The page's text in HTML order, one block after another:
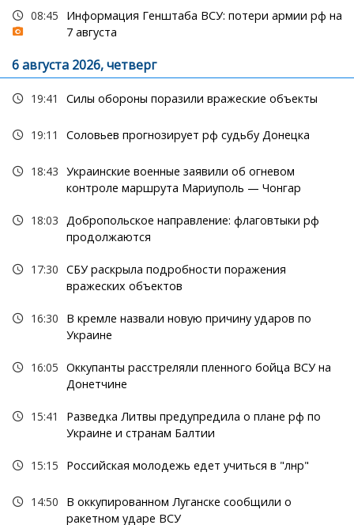
08:45
Информация Генштаба ВСУ: потери армии рф на
7 августа
6 августа 2026, четверг
19:41 Силы обороны поразили вражеские объекты
19:11 Соловьев прогнозирует рф судьбу Донецка
18:43 Украинские военные заявили об огневом
контроле маршрута Мариуполь — Чонгар
18:03 Добропольское направление: флаговтыки рф
продолжаются
17:30 СБУ раскрыла подробности поражения
вражеских объектов
16:30
В кремле назвали новую причину ударов по
Украине
16:05 Оккупанты расстреляли пленного бойца ВСУ на
Донетчине
15:41
Разведка Литвы предупредила о плане рф по
Украине и странам Балтии
15:15 Российская молодежь едет учиться в "лнр"
14:50
В оккупированном Луганске сообщили о
ракетном ударе ВСУ